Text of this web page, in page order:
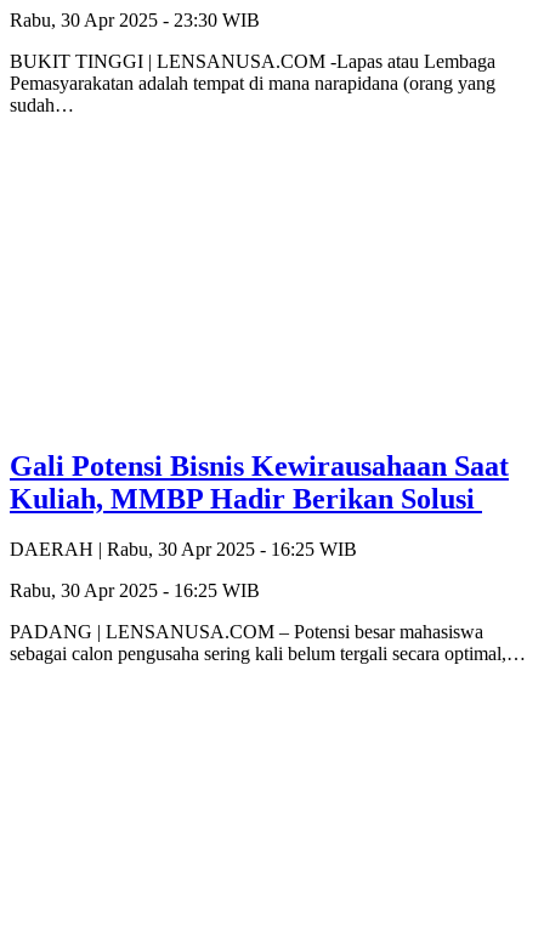
Rabu, 30 Apr 2025 - 23:30 WIB
BUKIT TINGGI | LENSANUSA.COM -Lapas atau Lembaga
Pemasyarakatan adalah tempat di mana narapidana (orang yang
sudah…
Gali Potensi Bisnis Kewirausahaan Saat
Kuliah, MMBP Hadir Berikan Solusi
DAERAH | Rabu, 30 Apr 2025 - 16:25 WIB
Rabu, 30 Apr 2025 - 16:25 WIB
PADANG | LENSANUSA.COM – Potensi besar mahasiswa
sebagai calon pengusaha sering kali belum tergali secara optimal,…